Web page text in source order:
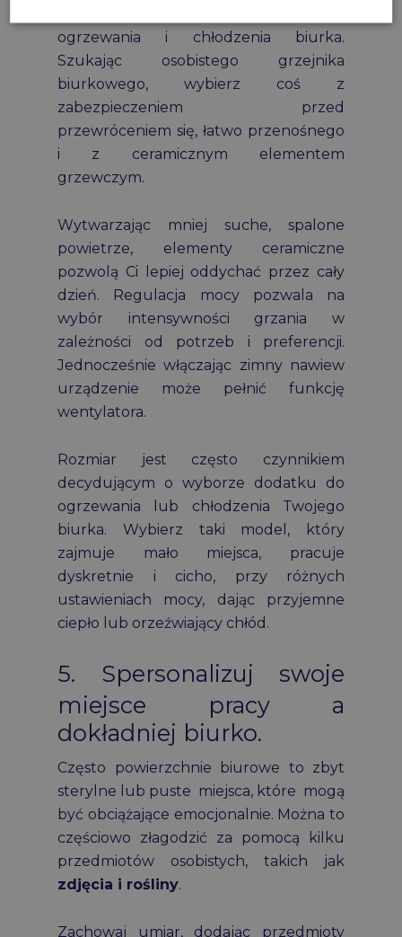
ogrzewania i chłodzenia biurka.
Szukając osobistego grzejnika
biurkowego, wybierz coś z
zabezpieczeniem przed
przewróceniem się, łatwo przenośnego
i z ceramicznym elementem
grzewczym.
Wytwarzając mniej suche, spalone
powietrze, elementy ceramiczne
pozwolą Ci lepiej oddychać przez cały
dzień. Regulacja mocy pozwala na
wybór intensywności grzania w
zależności od potrzeb i preferencji.
Jednocześnie włączając zimny nawiew
urządzenie może pełnić funkcję
wentylatora.
Rozmiar jest często czynnikiem
decydującym o wyborze dodatku do
ogrzewania lub chłodzenia Twojego
biurka. Wybierz taki model, który
zajmuje mało miejsca, pracuje
dyskretnie i cicho, przy różnych
ustawieniach mocy, dając przyjemne
ciepło lub orzeźwiający chłód.
5. Spersonalizuj swoje
miejsce pracy a
dokładniej biurko.
Często powierzchnie biurowe to zbyt
sterylne lub puste miejsca, które mogą
być obciążające emocjonalnie. Można to
częściowo złagodzić za pomocą kilku
przedmiotów osobistych, takich jak
zdjęcia i rośliny.
Zachowaj umiar, dodając przedmioty